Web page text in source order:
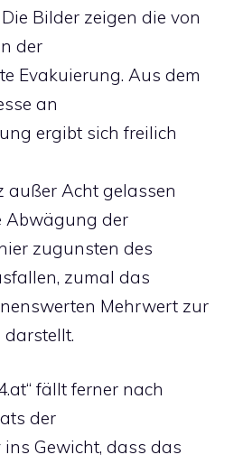
Bilder zeigen die von
der
Evakuierung. Aus dem
an
ergibt sich freilich
außer Acht gelassen
Abwägung der
zugunsten des
zumal das
Mehrwert zur
fällt ferner nach
der
Gewicht, dass das